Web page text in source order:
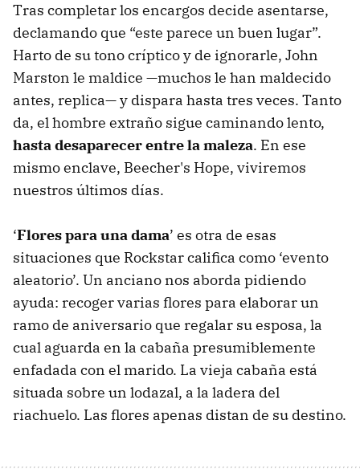
Tras completar los encargos decide asentarse,
declamando que “este parece un buen lugar”.
Harto de su tono críptico y de ignorarle, John
Marston le maldice —muchos le han maldecido
antes, replica— y dispara hasta tres veces. Tanto
da, el hombre extraño sigue caminando lento,
hasta desaparecer entre la maleza. En ese
mismo enclave, Beecher's Hope, viviremos
nuestros últimos días.
‘Flores para una dama’ es otra de esas
situaciones que Rockstar califica como ‘evento
aleatorio’. Un anciano nos aborda pidiendo
ayuda: recoger varias flores para elaborar un
ramo de aniversario que regalar su esposa, la
cual aguarda en la cabaña presumiblemente
enfadada con el marido. La vieja cabaña está
situada sobre un lodazal, a la ladera del
riachuelo. Las flores apenas distan de su destino.